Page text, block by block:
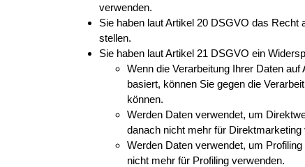
verwenden.
Sie haben laut Artikel 20 DSGVO das Recht
stellen.
Sie haben laut Artikel 21 DSGVO ein
Wenn die Verarbeitung Ihrer Daten
basiert, können Sie gegen die
können.
Werden Daten verwendet, um
danach nicht mehr für Direktmarketing
Werden Daten verwendet, um
nicht mehr für Profiling verwenden.